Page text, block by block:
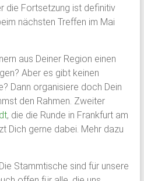
die Fortsetzung ist definitiv
nächsten Treffen im Mai
aus Deiner Region einen
Aber es gibt keinen
Dann organisiere doch Dein
den Rahmen. Zweiter
, die die Runde in Frankfurt am
Dich gerne dabei. Mehr dazu
Stammtische sind für unsere